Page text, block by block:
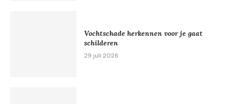
Vochtschade herkennen voor je gaat
schilderen
29 juli 2026